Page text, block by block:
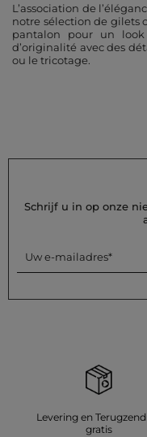
L’association de
notre sélection de gilets
pantalon pour un
d’originalité avec des
ou le tricotage.
Schrijf u in op onze
Uw e-mailadres
Levering en
gratis